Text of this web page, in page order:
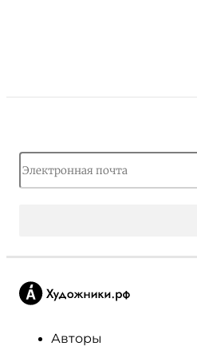
Авторы